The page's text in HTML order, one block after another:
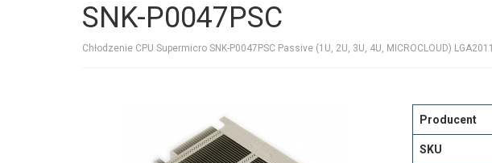
SNK-P0047PSC
Chłodzenie CPU Supermicro SNK-P0047PSC Passive (1U, 2U, 3U, 4U, MICROCLOUD) LGA2011
Producent
SKU